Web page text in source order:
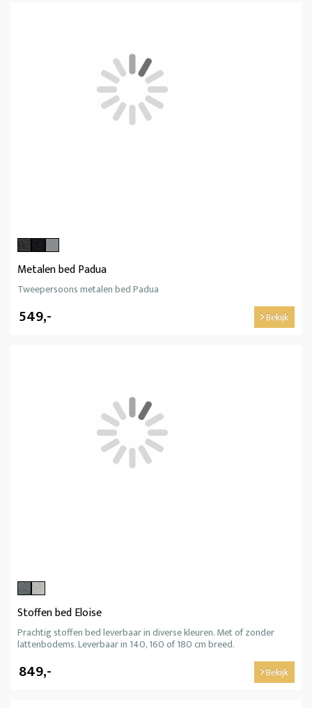
Metalen bed Padua
Tweepersoons metalen bed Padua
549,- Bekijk
Stoffen bed Eloise
Prachtig stoffen bed leverbaar in diverse kleuren. Met of zonder
lattenbodems. Leverbaar in 140, 160 of 180 cm breed.
849,- Bekijk